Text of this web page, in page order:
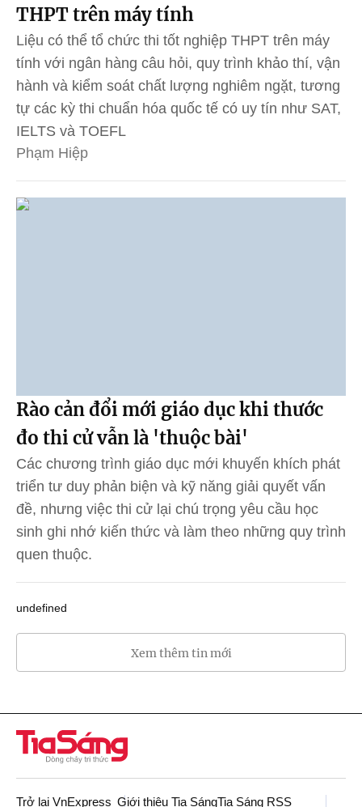
THPT trên máy tính
Liệu có thể tổ chức thi tốt nghiệp THPT trên máy
tính với ngân hàng câu hỏi, quy trình khảo thí, vận
hành và kiểm soát chất lượng nghiêm ngặt, tương
tự các kỳ thi chuẩn hóa quốc tế có uy tín như SAT,
IELTS và TOEFL
Phạm Hiệp
Rào cản đổi mới giáo dục khi thước
đo thi cử vẫn là 'thuộc bài'
Các chương trình giáo dục mới khuyến khích phát
triển tư duy phản biện và kỹ năng giải quyết vấn
đề, nhưng việc thi cử lại chú trọng yêu cầu học
sinh ghi nhớ kiến thức và làm theo những quy trình
quen thuộc.
undefined
Xem thêm tin mới
Trở lại VnExpress Giới thiệu Tia SángTia Sáng RSS